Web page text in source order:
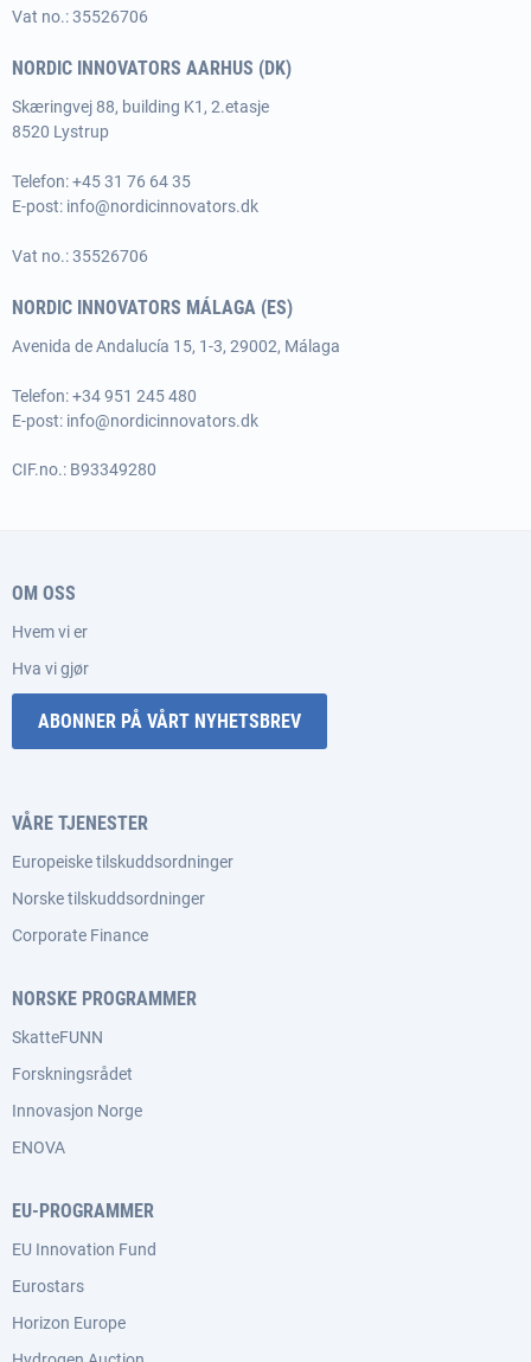
Vat no.: 35526706
NORDIC INNOVATORS AARHUS (DK)
Skæringvej 88, building K1, 2.etasje
8520 Lystrup
Telefon:+45 31 76 64 35
E-post: info@nordicinnovators.dk
Vat no.: 35526706
NORDIC INNOVATORS MÁLAGA (ES)
Avenida de Andalucía 15, 1-3, 29002, Málaga
Telefon: +34 951 245 480
E-post: info@nordicinnovators.dk
CIF.no.: B93349280
OM OSS
Hvem vi er
Hva vi gjør
ABONNER PÅ VÅRT NYHETSBREV
VÅRE TJENESTER
Europeiske tilskuddsordninger
Norske tilskuddsordninger
Corporate Finance
NORSKE PROGRAMMER
SkatteFUNN
Forskningsrådet
Innovasjon Norge
ENOVA
EU-PROGRAMMER
EU Innovation Fund
Eurostars
Horizon Europe